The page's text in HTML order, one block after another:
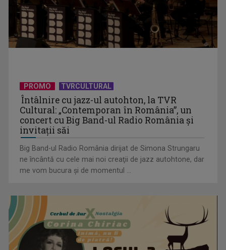
"Cap Compas": Pecețile Siciliei
PROMO TVRCULTURAL
Întâlnire cu jazz-ul autohton, la TVR
Cultural: „Contemporan în România”, un
concert cu Big Band-ul Radio România şi
invitaţii săi
Big Band-ul Radio România dirijat de Simona Strungaru
ne încântă cu cele mai noi creaţii de jazz autohtone, dar
me vom bucura şi de momentul ...